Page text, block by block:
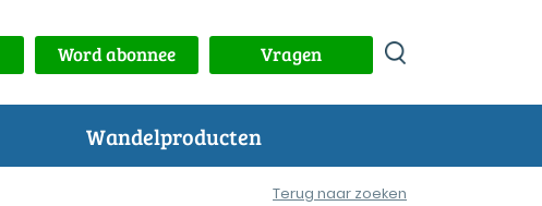
Word abonnee Vragen
Wandelproducten
Terug naar zoeken